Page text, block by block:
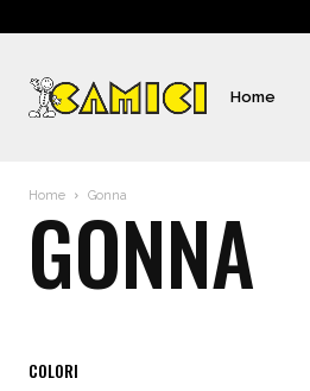
Home
Home Gonna
GONNA
COLORI